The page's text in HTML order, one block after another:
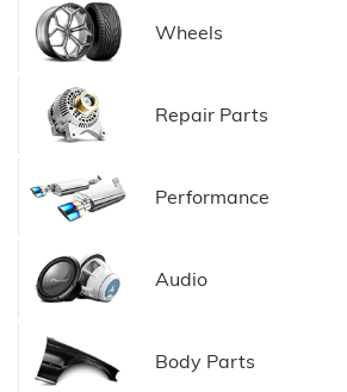
Wheels
Repair Parts
Performance
Audio
Body Parts